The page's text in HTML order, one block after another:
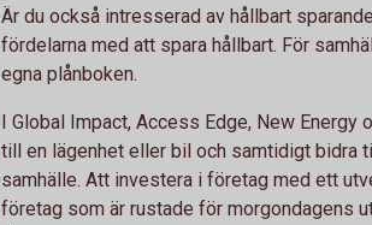
Är du också intresserad av hållbart
fördelarna med att spara hållbart. För
egna plånboken.
I Global Impact, Access Edge, New Energy
till en lägenhet eller bil och samtidigt bidra
samhälle. Att investera i företag med ett
företag som är rustade för morgondagens